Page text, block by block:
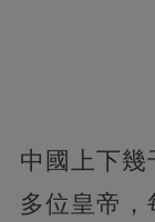
中國上下
多位皇帝